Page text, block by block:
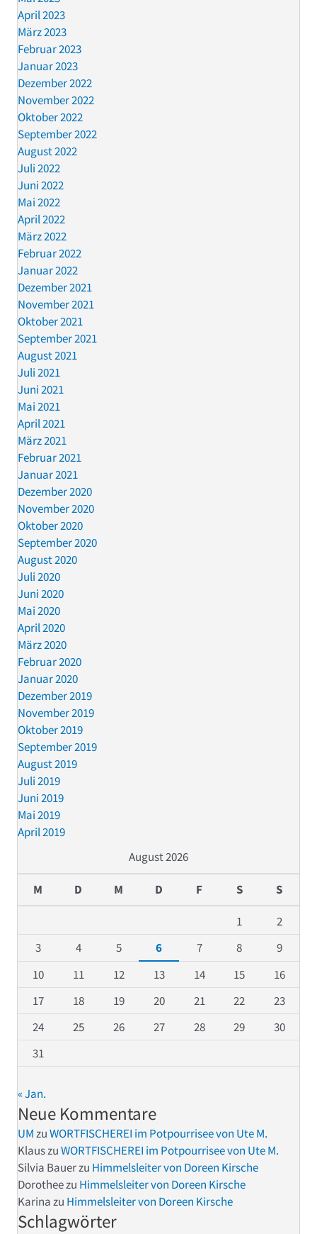
April 2023
März 2023
Februar 2023
Januar 2023
Dezember 2022
November 2022
Oktober 2022
September 2022
August 2022
Juli 2022
Juni 2022
Mai 2022
April 2022
März 2022
Februar 2022
Januar 2022
Dezember 2021
November 2021
Oktober 2021
September 2021
August 2021
Juli 2021
Juni 2021
Mai 2021
April 2021
März 2021
Februar 2021
Januar 2021
Dezember 2020
November 2020
Oktober 2020
September 2020
August 2020
Juli 2020
Juni 2020
Mai 2020
April 2020
März 2020
Februar 2020
Januar 2020
Dezember 2019
November 2019
Oktober 2019
September 2019
August 2019
Juli 2019
Juni 2019
Mai 2019
April 2019
August 2026
M D M D F S S
1
2
3
4 5 6 7 8
9
10
11 12 13 14 15
16
17
18 19 20 21 22
23
24
25 26 27 28 29
30
31
« Jan.
Neue Kommentare
UMzuWORTFISCHEREI im Potpourrisee von Ute M.
KlauszuWORTFISCHEREI im Potpourrisee von Ute M.
Silvia Bauerzu Himmelsleiter von Doreen Kirsche
Dorotheezu Himmelsleiter von Doreen Kirsche
Karinazu Himmelsleiter von Doreen Kirsche
Schlagwörter